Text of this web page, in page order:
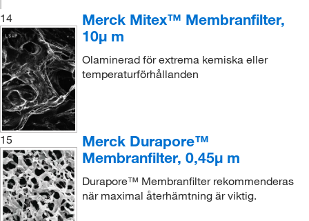
14
Merck Mitex™ Membranfilter,
10μ m
Olaminerad för extrema kemiska eller
temperaturförhållanden
15
Merck Durapore™
Membranfilter, 0,45μ m
Durapore™ Membranfilter rekommenderas
när maximal återhämtning är viktig.